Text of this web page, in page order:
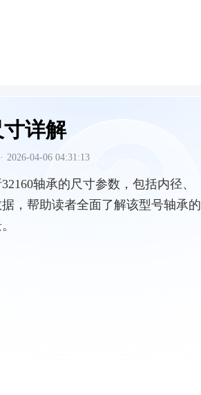
寸详解
· 2026-04-06 04:31:13
轴承的尺寸参数，包括内径、
，帮助读者全面了解该型号轴承的